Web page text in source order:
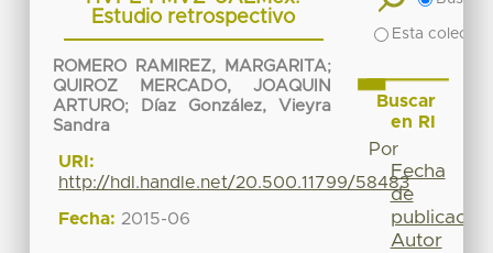
Estudio retrospectivo
ROMERO RAMIREZ, MARGARITA;
QUIROZ MERCADO, JOAQUIN
ARTURO;
Díaz González, Vieyra
Sandra
URI:
http://hdl.handle.net/20.500.11799/58483
Fecha: 2015-06
Esta
Buscar
en RI
Por
Fecha
de
publicación
Autor